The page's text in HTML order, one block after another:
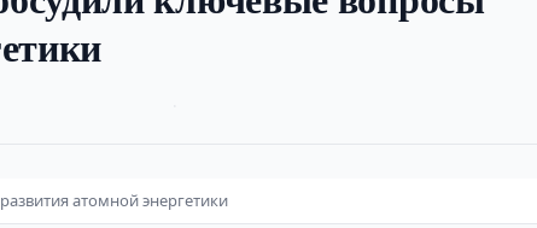
атомной энергетики